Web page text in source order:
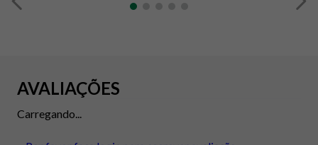
AVALIAÇÕES
Carregando...